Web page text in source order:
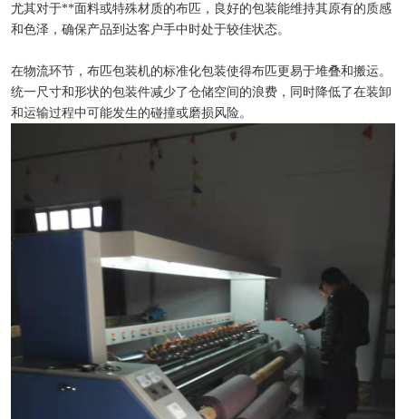
尤其对于**面料或特殊材质的布匹，良好的包装能维持其原有的质感
和色泽，确保产品到达客户手中时处于较佳状态。
在物流环节，布匹包装机的标准化包装使得布匹更易于堆叠和搬运。
统一尺寸和形状的包装件减少了仓储空间的浪费，同时降低了在装卸
和运输过程中可能发生的碰撞或磨损风险。